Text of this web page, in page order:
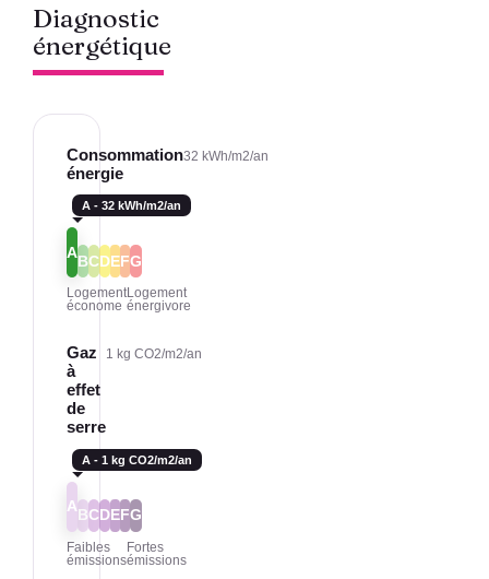
Diagnostic
énergétique
Consommation
énergie
32 kWh/m2/an
A
BCDEFG
Logement
économe
Logement
énergivore
Gaz
à
effet
de
serre
1 kg CO2/m2/an
A
BC D E FG
Faibles
émissions
Fortes
émissions